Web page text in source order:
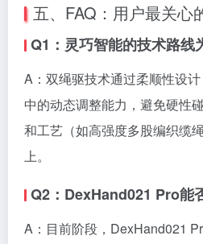
五、FAQ：用户最关心
Q1：灵巧智能的技术路线
A：双绳驱技术通过柔顺性设
中的动态调整能力，避免硬性
和工艺（如高强度多股编织缆
上。
Q2：DexHand021 Pro能
A：目前阶段，DexHand021